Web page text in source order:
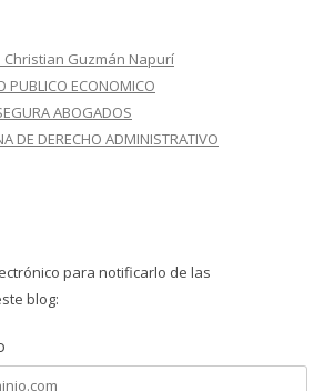
Guzmán Napurí
PUBLICO ECONOMICO
ABOGADOS
DE DERECHO ADMINISTRATIVO
para notificarlo de las
blog: